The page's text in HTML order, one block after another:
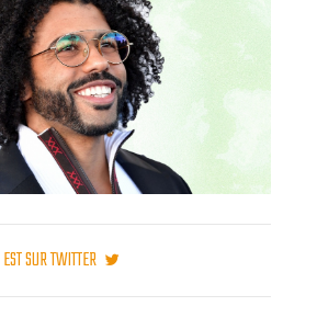
EST SUR TWITTER